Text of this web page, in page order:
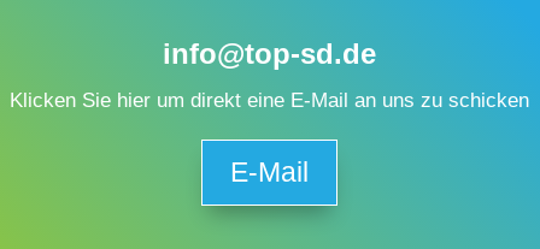
info@top-sd.de
Klicken Sie hier um direkt eine E-Mail an uns zu schicken
E-Mail